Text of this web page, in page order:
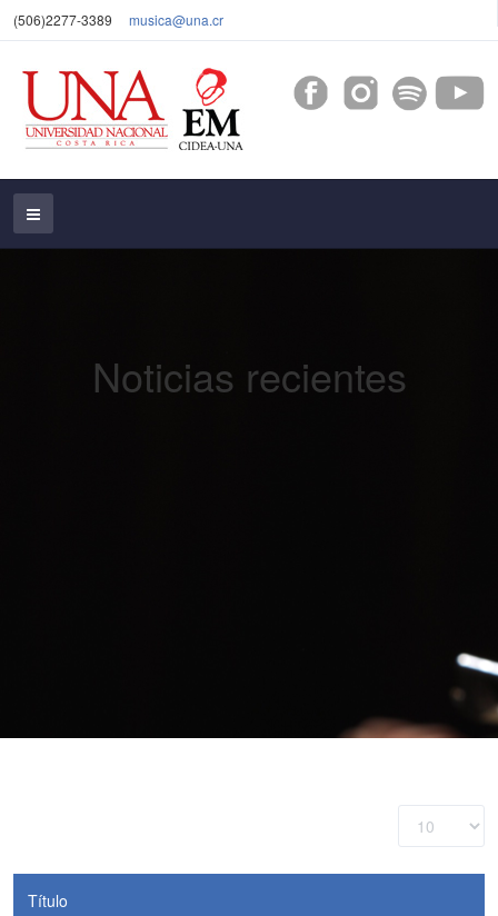
(506)2277-3389 musica@una.cr
Noticias recientes
Cantidad
a
mostrar
Título